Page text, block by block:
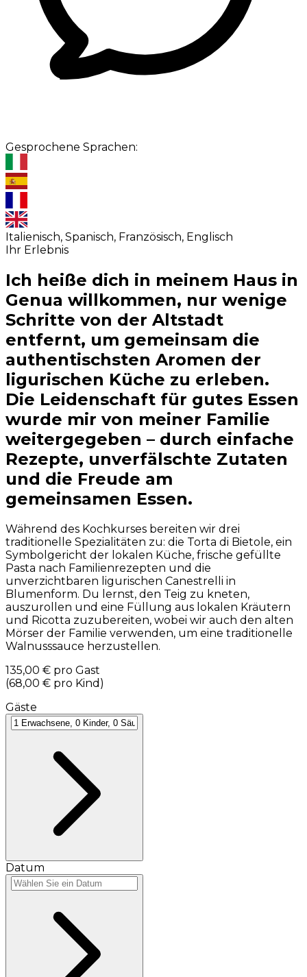
Gesprochene Sprachen:
Italienisch, Spanisch, Französisch, Englisch
Ihr Erlebnis
Ich heiße dich in meinem Haus in
Genua willkommen, nur wenige
Schritte von der Altstadt
entfernt, um gemeinsam die
authentischsten Aromen der
ligurischen Küche zu erleben.
Die Leidenschaft für gutes Essen
wurde mir von meiner Familie
weitergegeben – durch einfache
Rezepte, unverfälschte Zutaten
und die Freude am
gemeinsamen Essen.
Während des Kochkurses bereiten wir drei
traditionelle Spezialitäten zu: die Torta di Bietole, ein
Symbolgericht der lokalen Küche, frische gefüllte
Pasta nach Familienrezepten und die
unverzichtbaren ligurischen Canestrelli in
Blumenform. Du lernst, den Teig zu kneten,
auszurollen und eine Füllung aus lokalen Kräutern
und Ricotta zuzubereiten, wobei wir auch den alten
Mörser der Familie verwenden, um eine traditionelle
Walnusssauce herzustellen.
135,00 € pro Gast
(68,00 € pro Kind )
Gäste
Datum